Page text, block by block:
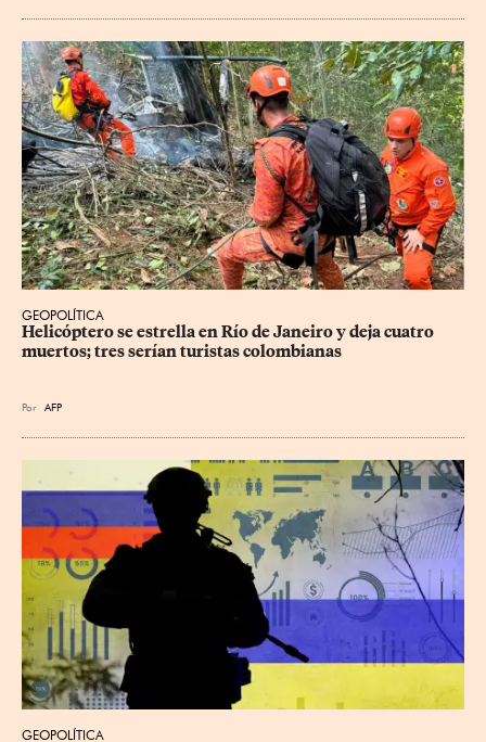
GEOPOLÍTICA
Helicóptero se estrella en Río de Janeiro y deja cuatro
muertos; tres serían turistas colombianas
Por AFP
GEOPOLÍTICA